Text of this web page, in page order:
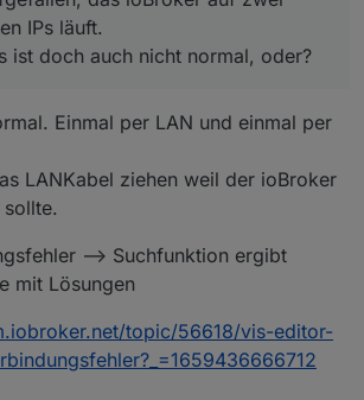
ist noch aufgefallen, das ioBroker auf zwei
IPs läuft.
und 41, das ist doch auch nicht normal, oder?
IPs läuft.
ist doch auch nicht normal, oder?
Einmal per LAN und einmal per
LANKabel ziehen weil der ioBroker
--> Suchfunktion ergibt
mit Lösungen
topic/56618/vis-editor-